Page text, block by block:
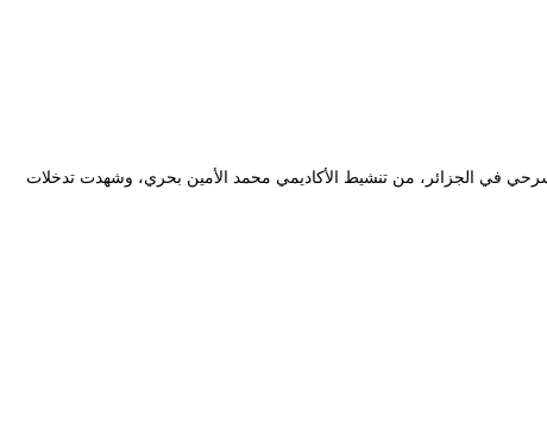
18 مارس 2021، حول دور المهرجانات في ترقية الفعل المسرحي في الجزائر، من تنشيط الأكاديمي محمد الأمين بحري، وشهدت تدخلات